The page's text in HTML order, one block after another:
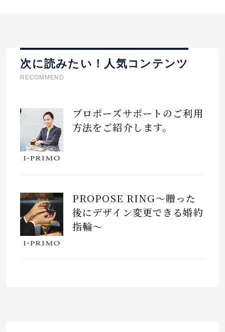
次に読みたい！人気コンテンツ
RECOMMEND
プロポーズサポートのご利用
方法をご紹介します。
PROPOSE RING～贈った
後にデザイン変更できる婚約
指輪～